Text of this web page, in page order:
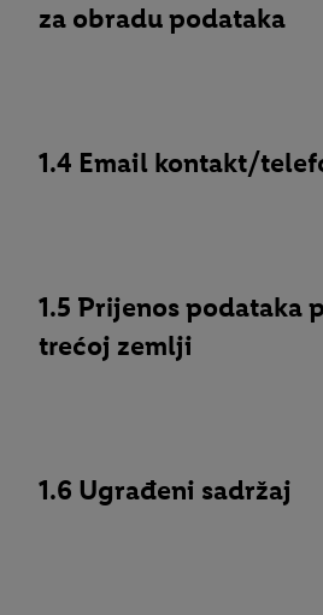
za obradu podataka
1.4 Email kontakt/
1.5 Prijenos podataka
trećoj zemlji
1.6 Ugrađeni sadržaj